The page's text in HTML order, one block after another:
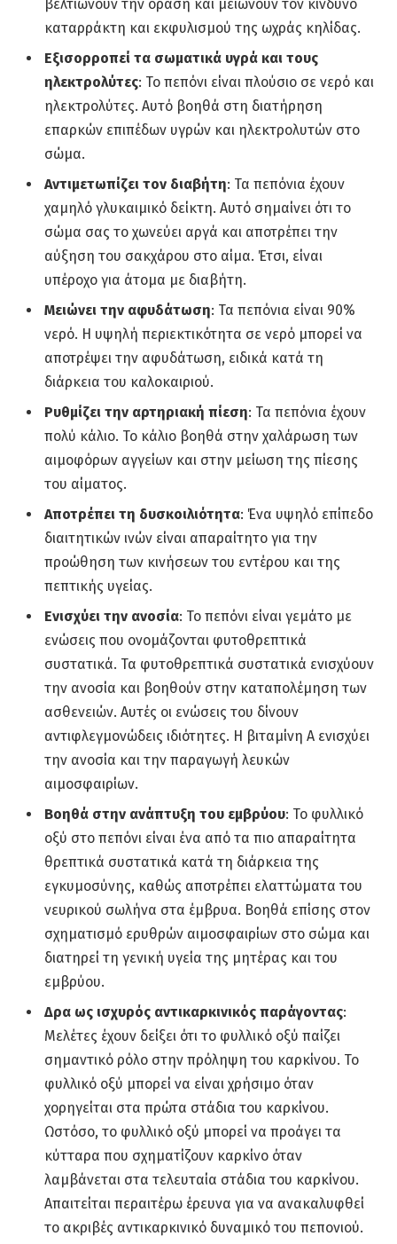
βελτιώνουν την όραση και μειώνουν τον κίνδυνο
καταρράκτη και εκφυλισμού της ωχράς κηλίδας.
Εξισορροπεί τα σωματικά υγρά και τους
ηλεκτρολύτες: Το πεπόνι είναι πλούσιο σε νερό και
ηλεκτρολύτες. Αυτό βοηθά στη διατήρηση
επαρκών επιπέδων υγρών και ηλεκτρολυτών στο
σώμα.
Αντιμετωπίζει τον διαβήτη: Τα πεπόνια έχουν
χαμηλό γλυκαιμικό δείκτη. Αυτό σημαίνει ότι το
σώμα σας το χωνεύει αργά και αποτρέπει την
αύξηση του σακχάρου στο αίμα. Έτσι, είναι
υπέροχο για άτομα με διαβήτη.
Μειώνει την αφυδάτωση: Τα πεπόνια είναι 90%
νερό. Η υψηλή περιεκτικότητα σε νερό μπορεί να
αποτρέψει την αφυδάτωση, ειδικά κατά τη
διάρκεια του καλοκαιριού.
Ρυθμίζει την αρτηριακή πίεση: Τα πεπόνια έχουν
πολύ κάλιο. Το κάλιο βοηθά στην χαλάρωση των
αιμοφόρων αγγείων και στην μείωση της πίεσης
του αίματος.
Αποτρέπει τη δυσκοιλιότητα: Ένα υψηλό επίπεδο
διαιτητικών ινών είναι απαραίτητο για την
προώθηση των κινήσεων του εντέρου και της
πεπτικής υγείας.
Ενισχύει την ανοσία: Το πεπόνι είναι γεμάτο με
ενώσεις που ονομάζονται φυτοθρεπτικά
συστατικά. Τα φυτοθρεπτικά συστατικά ενισχύουν
την ανοσία και βοηθούν στην καταπολέμηση των
ασθενειών. Αυτές οι ενώσεις του δίνουν
αντιφλεγμονώδεις ιδιότητες. Η βιταμίνη Α ενισχύει
την ανοσία και την παραγωγή λευκών
αιμοσφαιρίων.
Βοηθά στην ανάπτυξη του εμβρύου: Το φυλλικό
οξύ στο πεπόνι είναι ένα από τα πιο απαραίτητα
θρεπτικά συστατικά κατά τη διάρκεια της
εγκυμοσύνης, καθώς αποτρέπει ελαττώματα του
νευρικού σωλήνα στα έμβρυα. Βοηθά επίσης στον
σχηματισμό ερυθρών αιμοσφαιρίων στο σώμα και
διατηρεί τη γενική υγεία της μητέρας και του
εμβρύου.
Δρα ως ισχυρός αντικαρκινικός παράγοντας:
Μελέτες έχουν δείξει ότι το φυλλικό οξύ παίζει
σημαντικό ρόλο στην πρόληψη του καρκίνου. Το
φυλλικό οξύ μπορεί να είναι χρήσιμο όταν
χορηγείται στα πρώτα στάδια του καρκίνου.
Ωστόσο, το φυλλικό οξύ μπορεί να προάγει τα
κύτταρα που σχηματίζουν καρκίνο όταν
λαμβάνεται στα τελευταία στάδια του καρκίνου.
Απαιτείται περαιτέρω έρευνα για να ανακαλυφθεί
το ακριβές αντικαρκινικό δυναμικό του πεπονιού.